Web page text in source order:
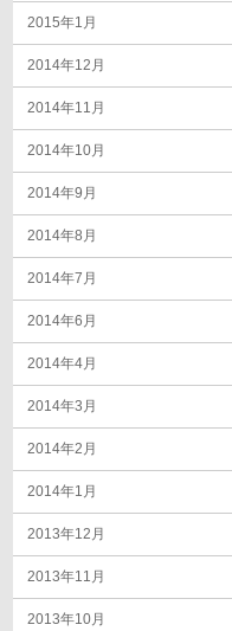
2015年1月
2014年12月
2014年11月
2014年10月
2014年9月
2014年8月
2014年7月
2014年6月
2014年4月
2014年3月
2014年2月
2014年1月
2013年12月
2013年11月
2013年10月